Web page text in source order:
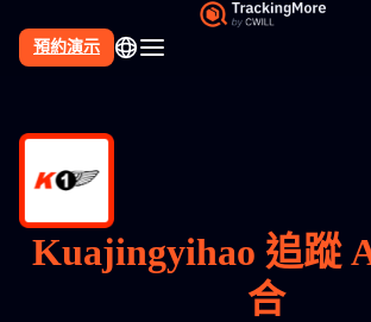
預約演示
Kuajingyihao 追蹤
合